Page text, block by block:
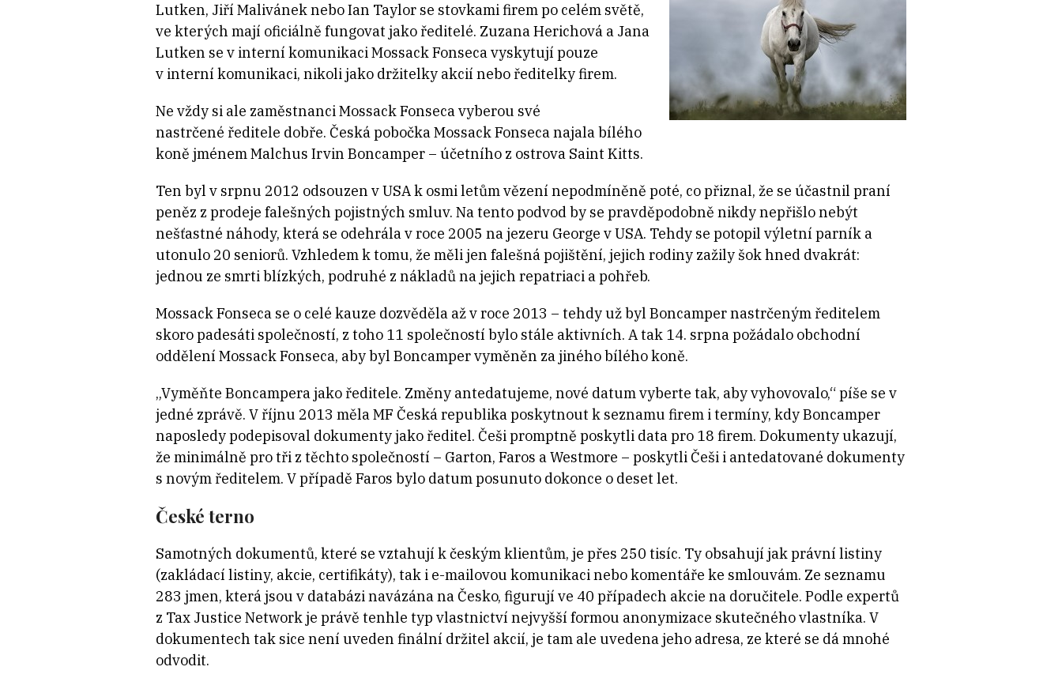
Lutken, Jiří Malivánek nebo Ian Taylor se stovkami firem po celém světě,
ve kterých mají oficiálně fungovat jako ředitelé. Zuzana Herichová a Jana
Lutken se v interní komunikaci Mossack Fonseca vyskytují pouze
v interní komunikaci, nikoli jako držitelky akcií nebo ředitelky firem.
Ne vždy si ale zaměstnanci Mossack Fonseca vyberou své
nastrčené ředitele dobře. Česká pobočka Mossack Fonseca najala bílého
koně jménem Malchus Irvin Boncamper – účetního z ostrova Saint Kitts.
Ten byl v srpnu 2012 odsouzen v USA k osmi letům vězení nepodmíněně poté, co přiznal, že se účastnil praní
peněz z prodeje falešných pojistných smluv. Na tento podvod by se pravděpodobně nikdy nepřišlo nebýt
nešťastné náhody, která se odehrála v roce 2005 na jezeru George v USA. Tehdy se potopil výletní parník a
utonulo 20 seniorů. Vzhledem k tomu, že měli jen falešná pojištění, jejich rodiny zažily šok hned dvakrát:
jednou ze smrti blízkých, podruhé z nákladů na jejich repatriaci a pohřeb.
Mossack Fonseca se o celé kauze dozvěděla až v roce 2013 – tehdy už byl Boncamper nastrčeným ředitelem
skoro padesáti společností, z toho 11 společností bylo stále aktivních. A tak 14. srpna požádalo obchodní
oddělení Mossack Fonseca, aby byl Boncamper vyměněn za jiného bílého koně.
„Vyměňte Boncampera jako ředitele. Změny antedatujeme, nové datum vyberte tak, aby vyhovovalo,“ píše se v
jedné zprávě. V říjnu 2013 měla MF Česká republika poskytnout k seznamu firem i termíny, kdy Boncamper
naposledy podepisoval dokumenty jako ředitel. Češi promptně poskytli data pro 18 firem. Dokumenty ukazují,
že minimálně pro tři z těchto společností – Garton, Faros a Westmore – poskytli Češi i antedatované dokumenty
s novým ředitelem. V případě Faros bylo datum posunuto dokonce o deset let.
České terno
Samotných dokumentů, které se vztahují k českým klientům, je přes 250 tisíc. Ty obsahují jak právní listiny
(zakládací listiny, akcie, certifikáty), tak i e-mailovou komunikaci nebo komentáře ke smlouvám. Ze seznamu
283 jmen, která jsou v databázi navázána na Česko, figurují ve 40 případech akcie na doručitele. Podle expertů
z Tax Justice Network je právě tenhle typ vlastnictví nejvyšší formou anonymizace skutečného vlastníka. V
dokumentech tak sice není uveden finální držitel akcií, je tam ale uvedena jeho adresa, ze které se dá mnohé
odvodit.